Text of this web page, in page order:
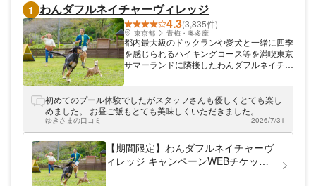
1 わんダフルネイチャーヴィレッジ
4.3(3,835件)
東京都 青梅・奥多摩
都内最大級のドックランや愛犬と一緒に四季
を感じられるハイキングコース等を満喫東京
サマーランドに隣接したわんダフルネイチャ
アウトドア複合施設です。秋川丘陵の自然の
中でドッグラン、カフェレストラン、ハイキ
ングコース、 ドッグプール、バーベキュ
ー、オートキャンプ、スポーツフィッシング
などをお楽しみいただけます。是非お越しく
ださい。
初めてのプール体験でしたがスタッフさんも優しくとても楽し
めました。 お昼ご飯もとても美味しくいただきました。
ゆきさまの口コミ 2026/7/31
【期間限定】わんダフルネイチャーヴ
ィレッジ キャンペーンWEBチケット